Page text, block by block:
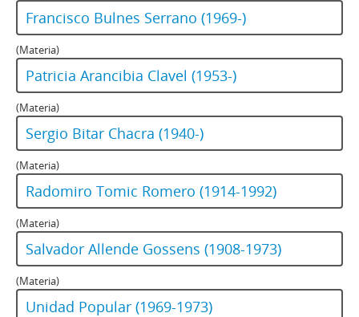
Francisco Bulnes Serrano (1969-)
(Materia)
Patricia Arancibia Clavel (1953-)
(Materia)
Sergio Bitar Chacra (1940-)
(Materia)
Radomiro Tomic Romero (1914-1992)
(Materia)
Salvador Allende Gossens (1908-1973)
(Materia)
Unidad Popular (1969-1973)